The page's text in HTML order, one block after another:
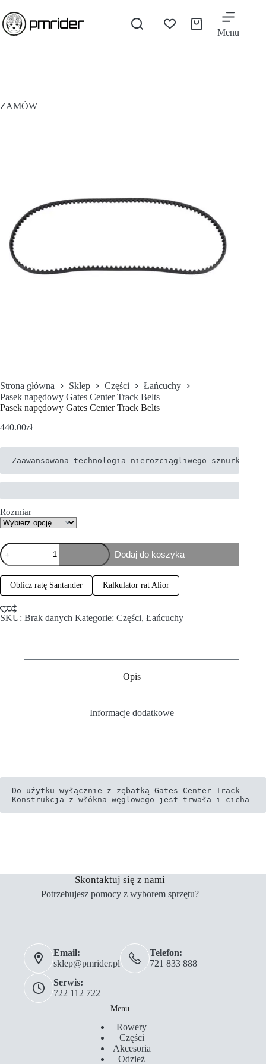
Menu
ZAMÓW
Strona główna Sklep Części
Łańcuchy
Pasek napędowy Gates Center Track Belts
Pasek napędowy Gates Center Track Belts
440.00zł
Zaawansowana technologia nierozciągliwego sznurka
Rozmiar
Dodaj do koszyka
Oblicz ratę Santander Kalkulator rat Alior
SKU: Brak danych Kategorie: Części, Łańcuchy
Opis
Informacje dodatkowe
Do użytku wyłącznie z zębatką Gates Center Track
Konstrukcja z włókna węglowego jest trwała i cicha
Skontaktuj się z nami
Potrzebujesz pomocy z wyborem sprzętu?
Email:
sklep@pmrider.pl
Telefon:
721 833 888
Serwis:
722 112 722
Menu
Rowery
Części
Akcesoria
Odzież